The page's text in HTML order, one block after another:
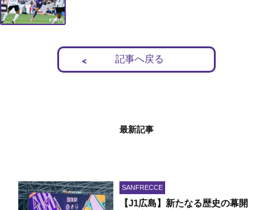
記事へ戻る
最新記事
SANFRECCE
【J1広島】新たなる歴史の幕開